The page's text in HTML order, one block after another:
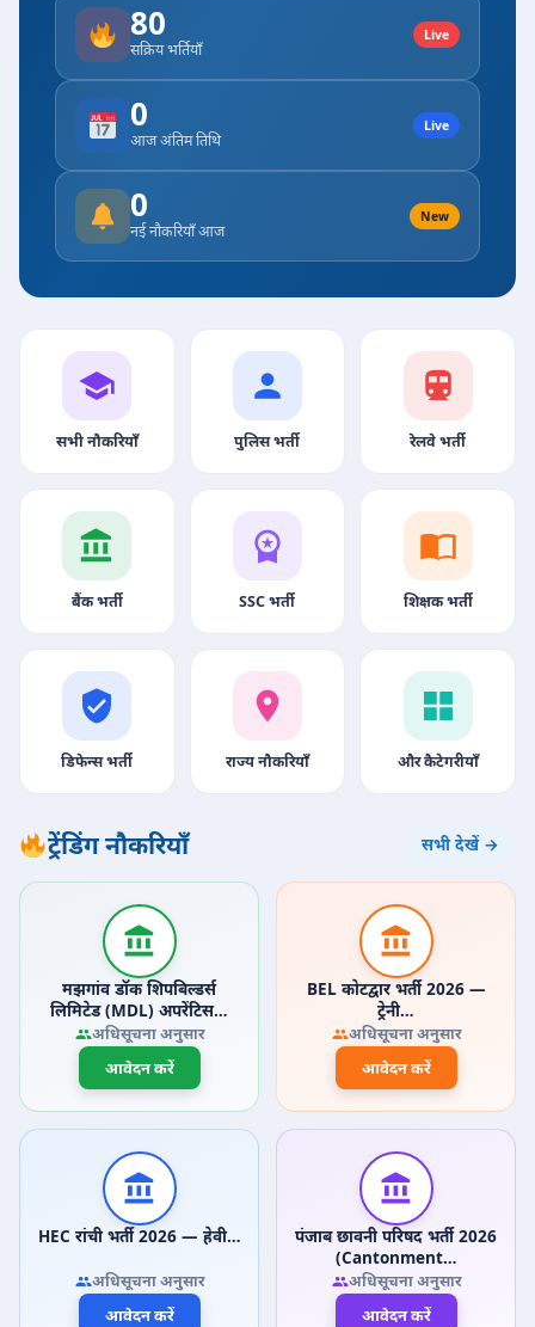
80
सक्रिय भर्तियाँ
Live
0
आज अंतिम तिथि
Live
0
नई नौकरियाँ आज
New
सभी नौकरियाँ पुलिस भर्ती रेलवे भर्ती
बैंक भर्ती SSC भर्ती शिक्षक भर्ती
डिफेन्स भर्ती राज्य नौकरियाँ और कैटेगरीयाँ
ट्रेंडिंग नौकरियाँ सभी देखें →
मझगांव डॉक शिपबिल्डर्स
लिमिटेड (MDL) अपरेंटिस…
अधिसूचना अनुसार
आवेदन करें
BEL कोटद्वार भर्ती 2026 —
ट्रेनी…
अधिसूचना अनुसार
आवेदन करें
HEC रांची भर्ती 2026 — हेवी…
अधिसूचना अनुसार
आवेदन करें
पंजाब छावनी परिषद भर्ती 2026
(Cantonment…
अधिसूचना अनुसार
आवेदन करें